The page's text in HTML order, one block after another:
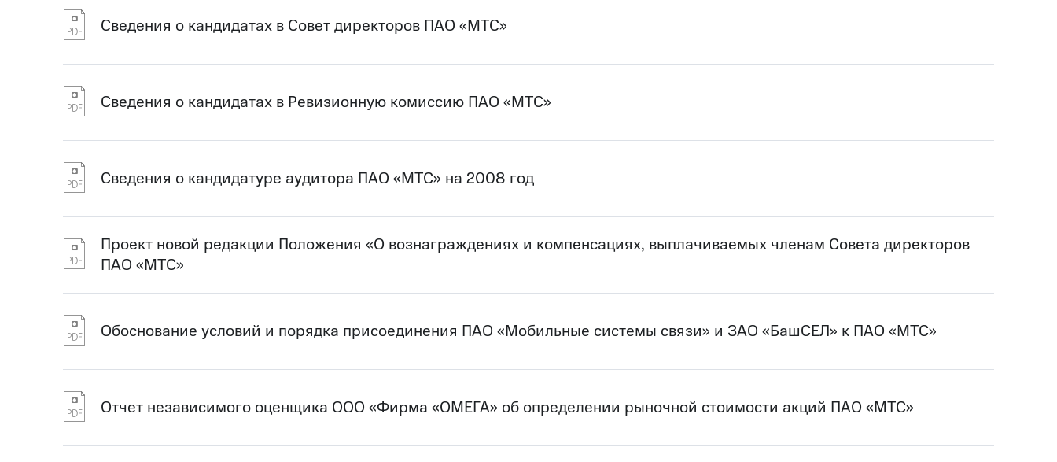
Сведения о кандидатах в Совет директоров ПАО «МТС»
Сведения о кандидатах в Ревизионную комиссию ПАО «МТС»
Сведения о кандидатуре аудитора ПАО «МТС» на 2008 год
Проект новой редакции Положения «О вознаграждениях и компенсациях, выплачиваемых членам Совета директоров
ПАО «МТС»
Обоснование условий и порядка присоединения ПАО «Мобильные системы связи» и ЗАО «БашСЕЛ» к ПАО «МТС»
Отчет независимого оценщика ООО «Фирма «ОМЕГА» об определении рыночной стоимости акций ПАО «МТС»